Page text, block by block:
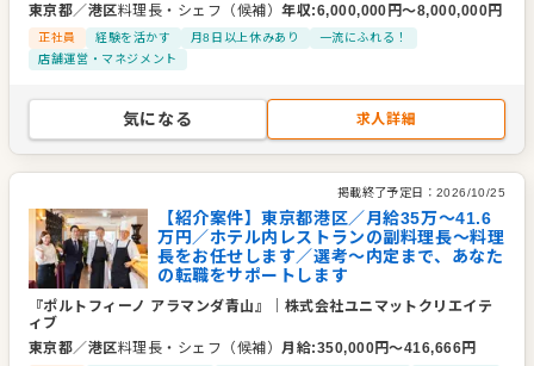
東京都／港区料理長・シェフ（候補）年収:6,000,000 円〜8,000,000円
正社員 経験を活かす 月8日以上休みあり
一流にふれる！
店舗運営・マネジメント
気になる 求人詳細
掲載終了予定日： 2026/10/25
【紹介案件】東京都港区／月給35万～41.6
万円／ホテル内レストランの副料理長～料理
長をお任せします／選考～内定まで、あなた
の転職をサポートします
『ポルトフィーノ アラマンダ青山』
株式会社ユニマットクリエイテ
ィブ
東京都／港区料理長・シェフ（候補） 月給:350,000円〜416,666円